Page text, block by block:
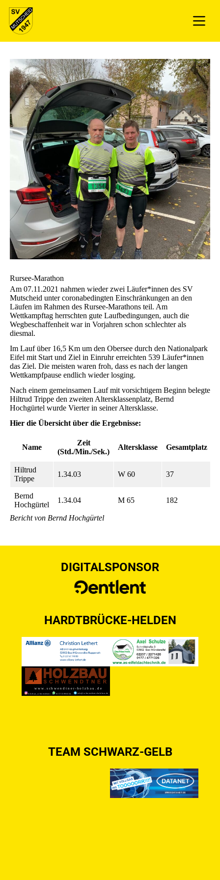
Rursee-Marathon
Am 07.11.2021 nahmen wieder zwei Läufer*innen des SV
Mutscheid unter coronabedingten Einschränkungen an den
Läufen im Rahmen des Rursee-Marathons teil. Am
Wettkampftag herrschten gute Laufbedingungen, auch die
Wegbeschaffenheit war in Vorjahren schon schlechter als
diesmal.
Im Lauf über 16,5 Km um den Obersee durch den Nationalpark
Eifel mit Start und Ziel in Einruhr erreichten 539 Läufer*innen
das Ziel. Die meisten waren froh, dass es nach der langen
Wettkampfpause endlich wieder losging.
Nach einem gemeinsamen Lauf mit vorsichtigem Beginn belegte
Hiltrud Trippe den zweiten Altersklassenplatz, Bernd
Hochgürtel wurde Vierter in seiner Altersklasse.
Hier die Übersicht über die Ergebnisse:
Name
Zeit
(Std./Min./Sek.)
Altersklasse Gesamtplatz
Hiltrud
Trippe
1.34.03 W 60 37
Bernd
Hochgürtel
1.34.04 M 65 182
Bericht von Bernd Hochgürtel
DIGITALSPONSOR
HARDTBRÜCKE-HELDEN
TEAM SCHWARZ-GELB